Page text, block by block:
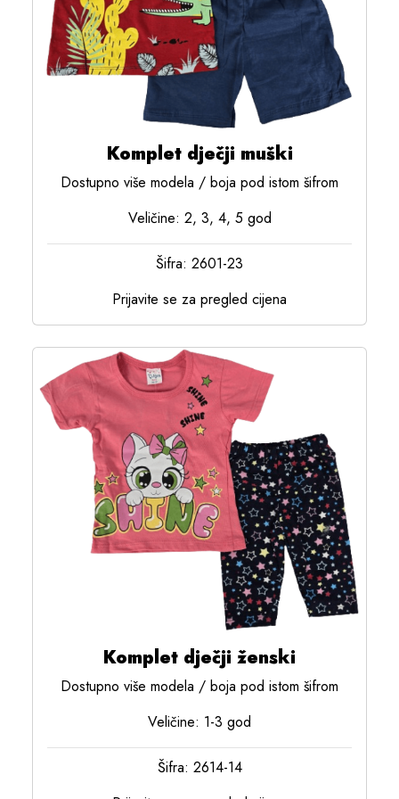
Komplet dječji muški
Dostupno više modela / boja pod istom šifrom
Veličine: 2, 3, 4, 5 god
Šifra: 2601-23
Prijavite se za pregled cijena
Komplet dječji ženski
Dostupno više modela / boja pod istom šifrom
Veličine: 1-3 god
Šifra: 2614-14